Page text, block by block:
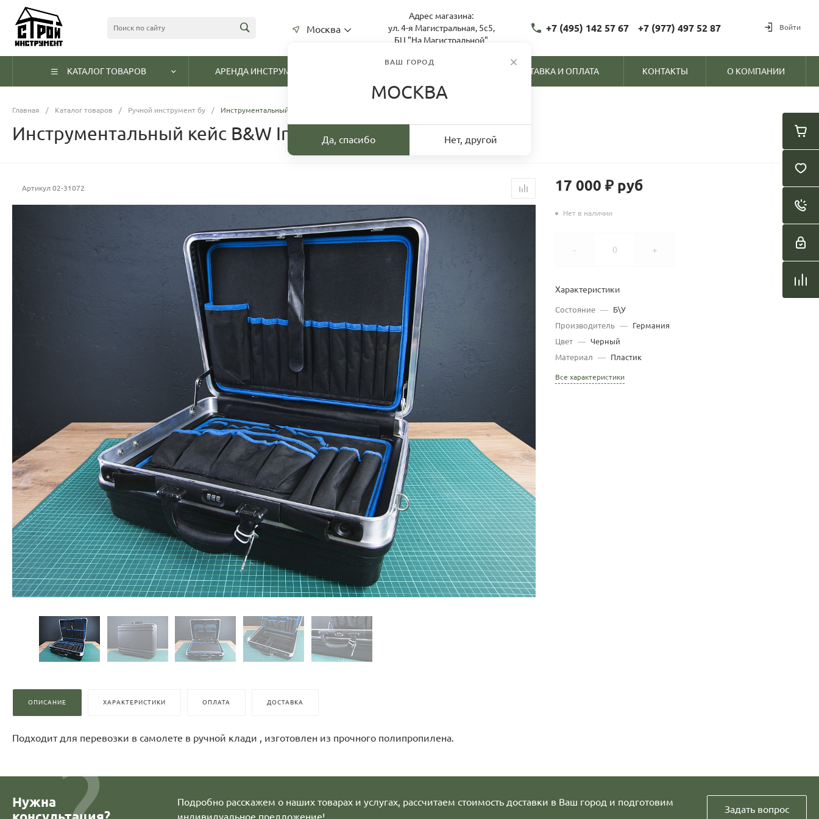
Москва
Адрес магазина:
ул. 4-я Магистральная, 5с5,
БЦ "На Магистральной"
+7 (495) 142 57 67 +7 (977) 497 52 87 Войти
КАТАЛОГ ТОВАРОВ АРЕНДА ИНСТРУМЕНТА ДОСТАВКА И ОПЛАТА КОНТАКТЫ О КОМПАНИИ
Главная / Каталог товаров / Ручной инструмент бу / Инструментальный кейс B&W International (02-31072)
Инструментальный кейс B&W International (02-31072)
Артикул 02-31072 17 000 ₽руб
Нет в наличии
- +
Характеристики
Состояние —
Б\У
Производитель —
Германия
Цвет — Черный
Материал
— Пластик
Все характеристики
ОПИСАНИЕ ХАРАКТЕРИСТИКИ ОПЛАТА ДОСТАВКА
Подходит для перевозки в самолете в ручной клади , изготовлен из прочного полипропилена.
Нужна
Подробно расскажем о наших товарах и услугах, рассчитаем стоимость доставки в Ваш город и подготовим
индивидуальное предложение!
Задать вопрос
ВАШ ГОРОД
МОСКВА
Да, спасибо Нет, другой